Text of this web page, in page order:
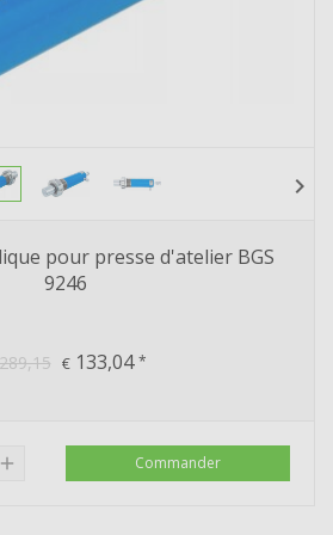
chevron_right
pour presse d'atelier BGS
9246
€133,04*
add Commander